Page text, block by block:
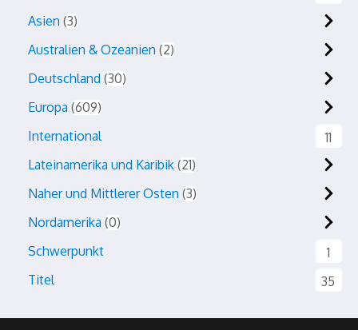
Asien 3
Australien & Ozeanien 2
Deutschland 30
Europa 609
International
11
Lateinamerika und Karibik 21
Naher und Mittlerer Osten 3
Nordamerika 0
Schwerpunkt
1
Titel
35